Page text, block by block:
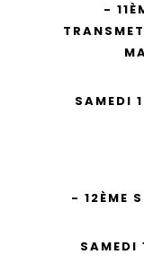
-
SAMEDI
- 12ÈME
SAMEDI